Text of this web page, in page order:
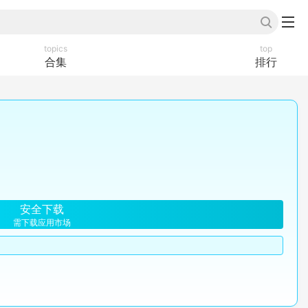
topics
合集
top
排行
安全下载
需下载应用市场